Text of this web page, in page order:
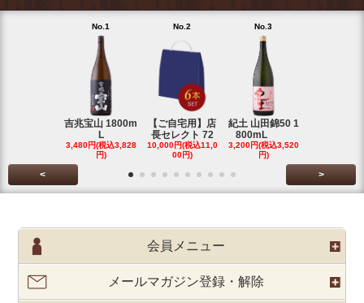
No.1
吉兆宝山 1800m
L
3,480円(税込3,828
円)
No.2
【ご自宅用】店
長セレクト 72
10,000円(税込11,0
00円)
No.3
紀土 山田錦50 1
800mL
3,200円(税込3,520
円)
< >
会員メニュー
メールマガジン登録・解除